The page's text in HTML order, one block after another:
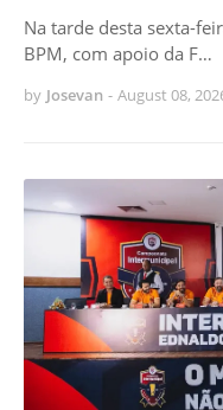
Na tarde desta sexta-
BPM, com apoio da F…
by Josevan - August 08,